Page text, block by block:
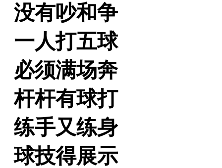
没有吵和争
一人打五球
必须满场奔
杆杆有球打
练手又练身
球技得展示